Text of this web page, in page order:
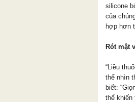
silicone
của
hợp hơn
Rót mật
“Liều
thể nhìn
biết:
thể khiến